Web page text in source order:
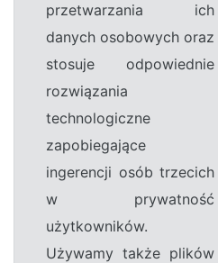
przetwarzania ich
danych osobowych oraz
stosuje odpowiednie
rozwiązania
technologiczne
zapobiegające
ingerencji osób trzecich
w prywatność
użytkowników.
Używamy także plików